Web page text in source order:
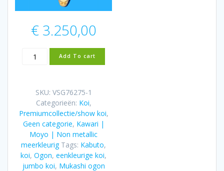
€3.250,00
Mukashi
Ogon
aantal
Add To cart
SKU: VSG76275-1
Categorieën: Koi,
Premiumcollectie/show koi,
Geen categorie, Kawari |
Moyo | Non metallic
meerkleurig Tags: Kabuto,
koi, Ogon, eenkleurige koi,
jumbo koi, Mukashi ogon